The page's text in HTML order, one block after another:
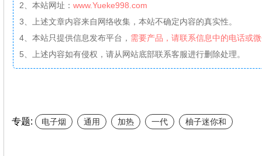
2、本站网址： www.Yueke998.com
3、上述文章内容来自网络收集，本站不确定内容的真实性。
4、本站只提供信息发布平台， 需要产品，请联系信息中的电话或
5、上述内容如有侵权，请从网站底部联系客服进行删除处理。
专题: 电子烟 通用 加热 一代 柚子迷你和